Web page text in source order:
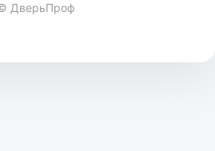
ДверьПроф